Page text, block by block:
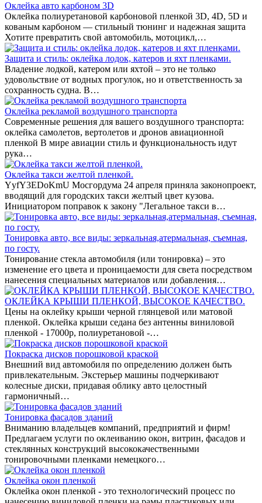
Оклейка авто карбоном 3D
Оклейка полиуретановой карбоновой пленкой 3D, 4D, 5D и
кованым карбоном — стильный тюнинг и надежная защита
Хотите превратить свой автомобиль, мотоцикл,…
Защита и стиль: оклейка лодок, катеров и яхт пленками.
Владение лодкой, катером или яхтой – это не только
удовольствие от водных прогулок, но и ответственность за
сохранность судна. В…
Оклейка рекламой воздушного транспорта
Современные решения для вашего воздушного транспорта:
оклейка самолетов, вертолетов и дронов авиационной
пленкой В мире авиации стиль и функциональность идут
рука…
Оклейка такси желтой пленкой.
YyfY3EDoKmU Мосгордума 24 апреля приняла законопроект,
вводящий для городских такси желтый цвет кузова.
Инициатором поправок к закону "Легальное такси в…
Тонировка авто, все виды: зеркальная,атермальная, съемная,
по госту.
Тонирование стекла автомобиля (или тонировка) – это
изменение его цвета и проницаемости для света посредством
нанесения специальных материалов или добавления…
ОКЛЕЙКА КРЫШИ ПЛЕНКОЙ, ВЫСОКОЕ КАЧЕСТВО.
Цены на оклейку крыши черной глянцевой или матовой
пленкой. Оклейка крыши седана без антенны виниловой
пленкой - 17000р, полиуретановой -…
Покраска дисков порошковой краской
Внешний вид автомобиля по определению должен быть
привлекательным. Экстерьер машины подчеркивают
колесные диски, придавая облику авто целостный
гармоничный…
Тонировка фасадов зданий
Вниманию владельцев компаний, предприятий и фирм!
Предлагаем услуги по оклеиванию окон, витрин, фасадов и
стеклянных конструкций высококачественными
тонировочными пленками немецкого…
Оклейка окон пленкой
Оклейка окон пленкой - это технологический процесс по